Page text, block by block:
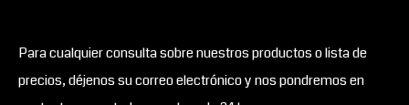
Para cualquier consulta sobre nuestros productos o lista de
precios, déjenos su correo electrónico y nos pondremos en